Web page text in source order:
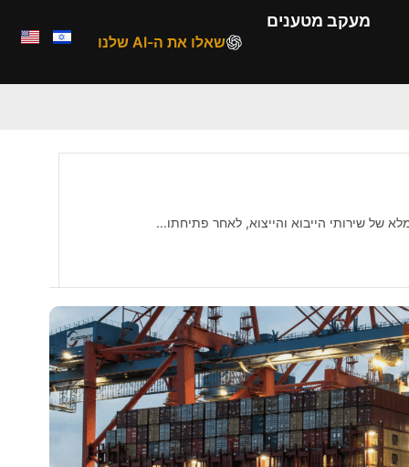
מעקב מטענים
שאלו את ה-AI שלנו
כוח לסוכן המכס
הריני לעדכנכם כי החל מה- 1/5/23...
ייפוי כוח לסוכן המכס
הריני לעדכנכם כי החל מה- 1/5/23...